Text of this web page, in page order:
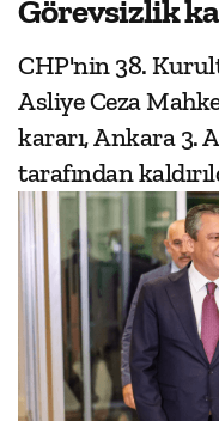
Görevsizlik
CHP'nin 38.
Asliye Ceza
kararı, Ankara 3.
tarafından